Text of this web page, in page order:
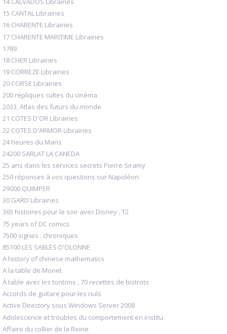
15 CANTAL Librairies
16 CHARENTE Librairies
17 CHARENTE MARITIME Librairies
1789
18 CHER Librairies
19 CORREZE Librairies
20 CORSE Librairies
200 répliques cultes du cinéma
2033, Atlas des futurs du monde
21 COTES D'OR Librairies
22 COTES D'ARMOR Librairies
24 heures du Mans
24200 SARLAT LA CANEDA
25 ans dans les services secrets Pierre Siramy
250 réponses à vos questions sur Napoléon
29000 QUIMPER
30 GARD Librairies
365 histoires pour le soir avec Disney , T2
75 years of DC comics
7500 signes : chroniques
85100 LES SABLES D'OLONNE
A history of chinese mathematics
A la table de Monet
À table avec les tontons , 70 recettes de bistrots
Accords de guitare pour les nuls
Active Directory sous Windows Server 2008
Adolescence et troubles du comportement en institu
Affaire du collier de la Reine